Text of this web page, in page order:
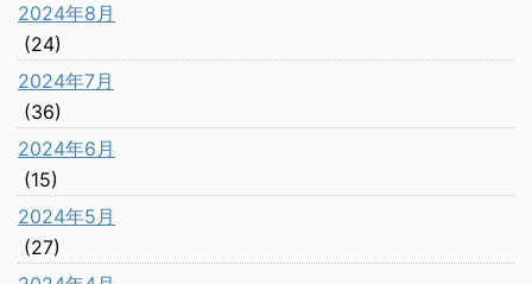
2024年8月
(24)
2024年7月
(36)
2024年6月
(15)
2024年5月
(27)